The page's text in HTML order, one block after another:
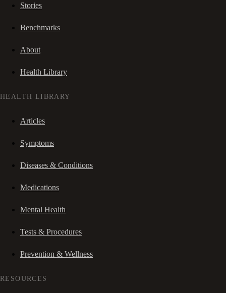
Stories
Benchmarks
About
Health Library
HEALTH LIBRARY
Articles
Symptoms
Diseases & Conditions
Medications
Mental Health
Tests & Procedures
Prevention & Wellness
RESOURCES